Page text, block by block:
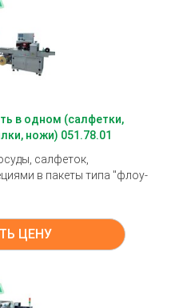
в одном (салфетки,
ножи) 051.78.01
салфеток,
в пакеты типа "флоу-
ЦЕНУ